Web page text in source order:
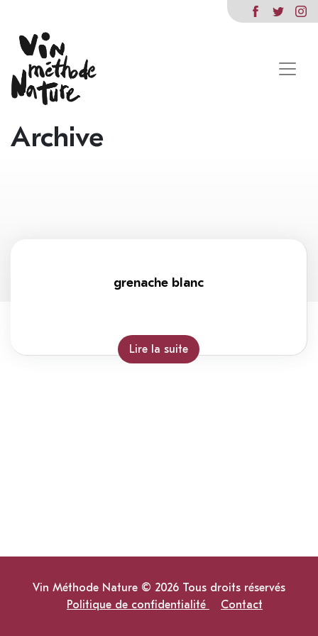
Archive
grenache blanc
Lire la suite
Vin Méthode Nature © 2026 Tous droits réservés
Politique de confidentialité
Contact